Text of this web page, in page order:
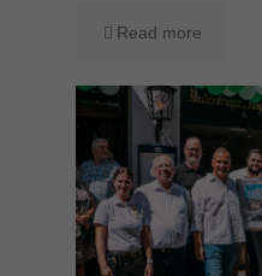
Read more